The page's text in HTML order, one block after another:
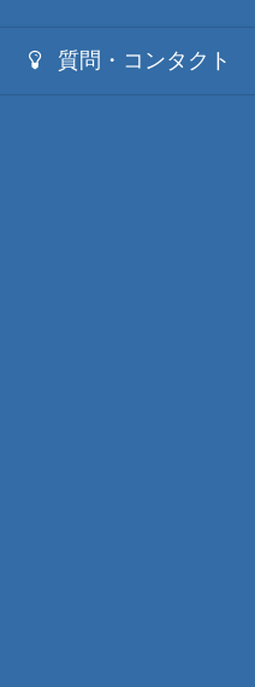
質問・コンタクト